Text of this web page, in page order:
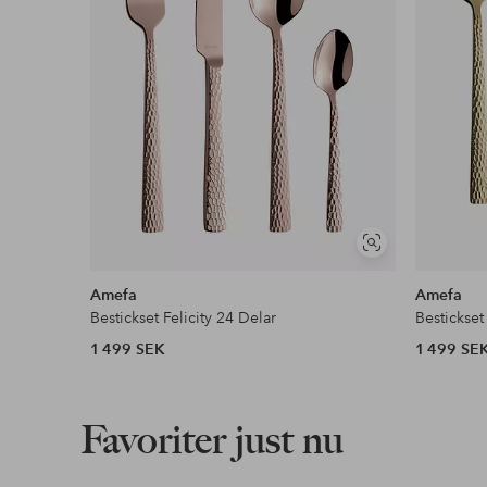
Visa
Amefa
Bestickset Felicity 24 Delar
1 499 SEK
Amefa
1 499
Favoriter just nu